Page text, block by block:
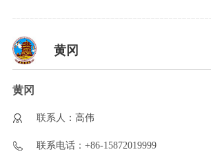
黄冈
黄冈
联系人：高伟
联系电话：+86-15872019999